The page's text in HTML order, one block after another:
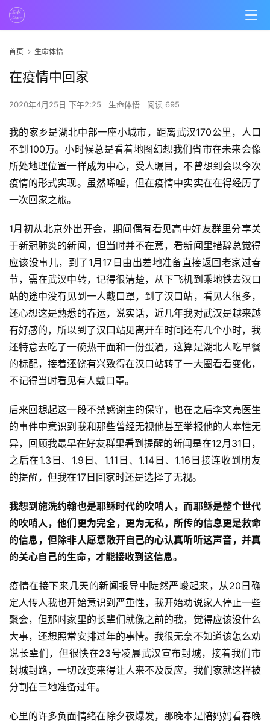
首页 生命体悟
在疫情中回家
2020年4月25日 下午2:25 生命体悟 阅读 695
我的家乡是湖北中部一座小城市，距离武汉170公里，人口
不到100万。小时候总是看着地图幻想我们省市在未来会像
所处地理位置一样成为中心，受人瞩目，不曾想到会以今次
疫情的形式实现。虽然唏嘘，但在疫情中实实在在得经历了
一次回家之旅。
1月初从北京外出开会，期间偶有看见高中好友群里分享关
于新冠肺炎的新闻，但当时并不在意，看新闻里措辞总觉得
应该没事儿，到了1月17日由出差地准备直接返回老家过春
节，需在武汉中转，记得很清楚，从下飞机到乘地铁去汉口
站的途中没有见到一人戴口罩，到了汉口站，看见人很多，
还心想这是熟悉的春运，说实话，近几年我对武汉是越来越
有好感的，所以到了汉口站见离开车时间还有几个小时，我
还特意去吃了一碗热干面和一份蛋酒，这算是湖北人吃早餐
的标配，接着还饶有兴致得在汉口站转了一大圈看看变化，
不记得当时看见有人戴口罩。
后来回想起这一段不禁感谢主的保守，也在之后李文亮医生
的事件中意识到我和那些曾经无视他甚至举报他的人本性无
异，回顾我最早在好友群里看到提醒的新闻是在12月31日，
之后在1.3日、1.9日、1.11日、1.14日、1.16日接连收到朋友
的提醒，但我在17日回家时还是选择了无视。
我想到施洗约翰也是耶稣时代的吹哨人，而耶稣是整个世代
的吹哨人，他们更为完全，更为无私，所传的信息更是救命
的信息，但除非人愿意敞开自己的心认真听听这声音，并真
的关心自己的生命，才能接收到这信息。
疫情在接下来几天的新闻报导中陡然严峻起来，从20日确
定人传人我也开始意识到严重性，我开始劝说家人停止一些
聚会，但那时家里的长辈们就像之前的我，觉得应该没什么
大事，还想照常安排过年的事情。我很无奈不知道该怎么劝
说长辈们，但很快在23号凌晨武汉宣布封城，接着我们市
封城封路，一切改变来得让人来不及反应，我们家就这样被
分割在三地准备过年。
心里的许多负面情绪在除夕夜爆发，那晚本是陪妈妈看春晚